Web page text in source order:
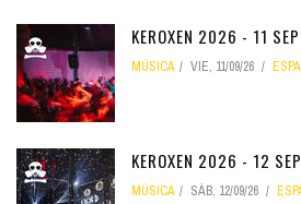
KEROXEN 2026 - 11
MÚSICA VIE, 11/09/26
KEROXEN 2026 - 12
MÚSICA SÁB, 12/09/26